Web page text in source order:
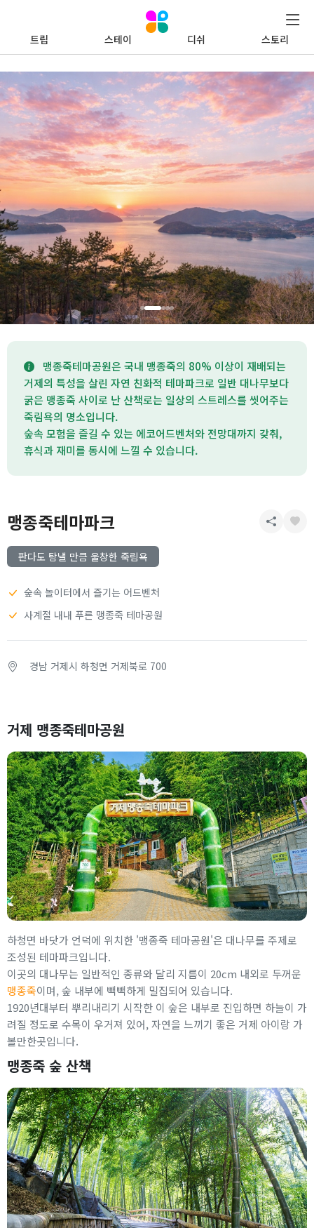
트립 스테이 디쉬 스토리
맹종죽테마공원은 국내 맹종죽의 80% 이상이 재배되는
거제의 특성을 살린 자연 친화적 테마파크로 일반 대나무보다
굵은 맹종죽 사이로 난 산책로는 일상의 스트레스를 씻어주는
죽림욕의 명소입니다.
숲속 모험을 즐길 수 있는 에코어드벤처와 전망대까지 갖춰,
휴식과 재미를 동시에 느낄 수 있습니다.
거제 맹종죽테마공원
하청면 바닷가 언덕에 위치한 '맹종죽 테마공원'은 대나무를 주제로
조성된 테마파크입니다.
이곳의 대나무는 일반적인 종류와 달리 지름이 20cm 내외로 두꺼운
맹종죽이며, 숲 내부에 빽빽하게 밀집되어 있습니다.
1920년대부터 뿌리내리기 시작한 이 숲은 내부로 진입하면 하늘이 가
려질 정도로 수목이 우거져 있어, 자연을 느끼기 좋은 거제 아이랑 가
볼만한곳입니다.
맹종죽 숲 산책
맹종죽테마파크
판다도 탐낼 만큼 울창한 죽림욕
숲속 놀이터에서 즐기는 어드벤처
사계절 내내 푸른 맹종죽 테마공원
경남 거제시 하청면 거제북로 700